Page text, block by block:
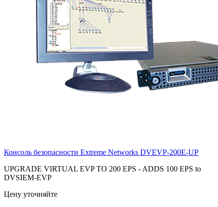
Консоль безопасности Extreme Networks DVEVP-200E-UP
UPGRADE VIRTUAL EVP TO 200 EPS - ADDS 100 EPS to
DVSIEM-EVP
Цену уточняйте